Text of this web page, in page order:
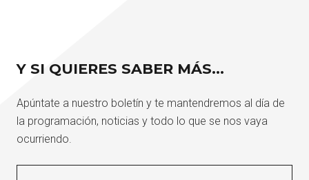
Y SI QUIERES SABER MÁS…
Apúntate a nuestro boletín y te mantendremos al día de
la programación, noticias y todo lo que se nos vaya
ocurriendo.